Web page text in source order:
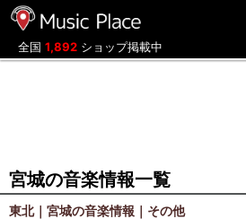
全国 1,892 ショップ掲載中
宮城の音楽情報一覧
東北｜宮城の音楽情報｜その他